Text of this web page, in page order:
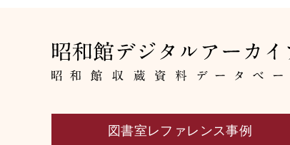
図書室レファレンス事例